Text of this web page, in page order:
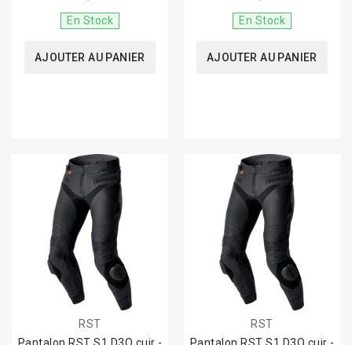
En Stock
AJOUTER AU PANIER
En Stock
AJOUTER AU PANIER
RST
RST